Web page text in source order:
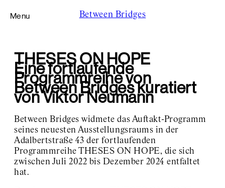
Between Bridges
Foundation
Residency
Exhibition Space Adalbertstraße
Jochen Klein
Sofía Reyes
Events
Theses On Hope
#18 Nadja Abt presents:
Robert Rauschenberg
#17 Hervé Guibert
#16 Mark Barker
Menu
THESES ON HOPE
Eine fortlaufende
Programmreihe von
Between Bridges kuratiert
von Viktor Neumann
Between Bridges widmete das Auftakt-Programm
seines neuesten Ausstellungsraums in der
Adalbertstraße 43 der fortlaufenden
Programmreihe THESES ON HOPE, die sich
zwischen Juli 2022 bis Dezember 2024 entfaltet
hat.